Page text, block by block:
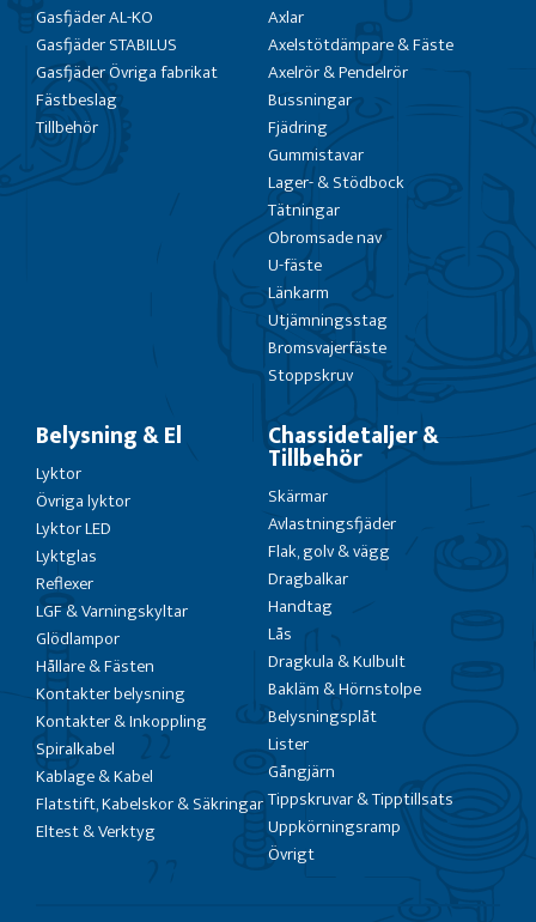
Gasfjäder AL-KO
Gasfjäder STABILUS
Gasfjäder Övriga fabrikat
Fästbeslag
Tillbehör
Axlar
Axelstötdämpare & Fäste
Axelrör & Pendelrör
Bussningar
Fjädring
Gummistavar
Lager- & Stödbock
Tätningar
Obromsade nav
U-fäste
Länkarm
Utjämningsstag
Bromsvajerfäste
Stoppskruv
Belysning & El
Lyktor
Övriga lyktor
Lyktor LED
Lyktglas
Reflexer
LGF & Varningskyltar
Glödlampor
Hållare & Fästen
Kontakter belysning
Kontakter & Inkoppling
Spiralkabel
Kablage & Kabel
Flatstift, Kabelskor & Säkringar
Eltest & Verktyg
Chassidetaljer &
Tillbehör
Skärmar
Avlastningsfjäder
Flak, golv & vägg
Dragbalkar
Handtag
Lås
Dragkula & Kulbult
Bakläm & Hörnstolpe
Belysningsplåt
Lister
Gångjärn
Tippskruvar & Tipptillsats
Uppkörningsramp
Övrigt